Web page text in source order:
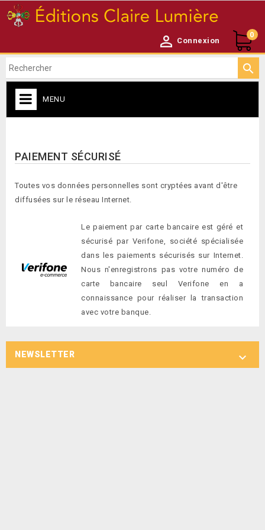
 Connexion
0

MENU
PAIEMENT SÉCURISÉ
Toutes vos données personnelles sont cryptées avant d'être
diffusées sur le réseau Internet.
Le paiement par carte bancaire est géré et
sécurisé par Verifone, société spécialisée
dans les paiements sécurisés sur Internet.
Nous n'enregistrons pas votre numéro de
carte bancaire seul Verifone en a
connaissance pour réaliser la transaction
avec votre banque.
NEWSLETTER 